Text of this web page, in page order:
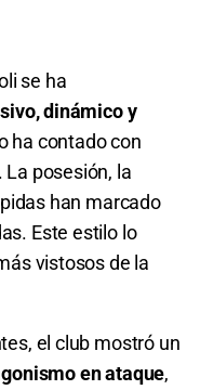
S/ 12,60
S/ 6,50
S/ 32,50
se ha
dinámico y
ha contado con
posesión, la
han marcado
Este estilo lo
vistosos de la
el club mostró un
en ataque,